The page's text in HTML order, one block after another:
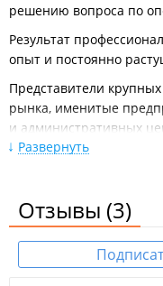
решению вопроса по
Результат
опыт и постоянно
Представители
рынка, именитые
и административных
с недвижимостью
уровень знаний
ИП Снегирь К. А.
Филиал находится в ТД "
Развернуть
Отзывы (3)